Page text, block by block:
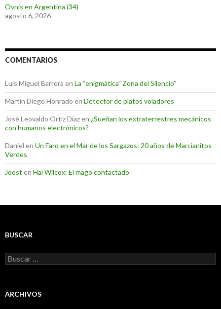
Ovnis en Argentina (34)
agosto 6, 2026
COMENTARIOS
Luis Miguel Barrera en La “enigmática” Zona del Silencio”
Martin Diego Honrado en Detector de platos voladores
José Leovaldo Ortiz Díazen ¿Sueñan los extraterrestres mecánicos
con humanos electrónicos?
Daniel en Un Faro en el Mar de los Sargazos: 20 años de Marcianitos
Verdes
Joost en Hal Wilcox: El mago contactado
BUSCAR
Buscar:
ARCHIVOS